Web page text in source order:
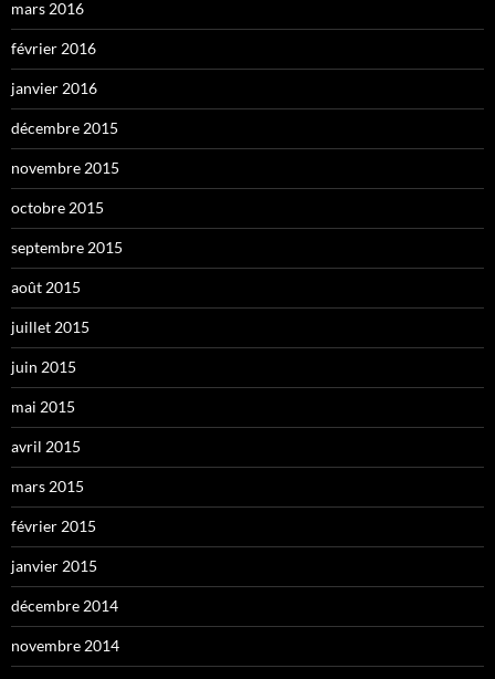
mars 2016
février 2016
janvier 2016
décembre 2015
novembre 2015
octobre 2015
septembre 2015
août 2015
juillet 2015
juin 2015
mai 2015
avril 2015
mars 2015
février 2015
janvier 2015
décembre 2014
novembre 2014